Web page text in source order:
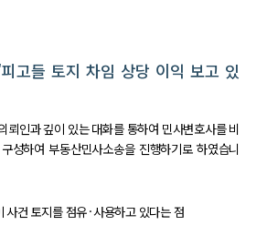
고들 토지 차임 상당 이익 보고 있
뢰인과 깊이 있는 대화를 통하여 민사변호사를 비
성하여 부동산민사소송을 진행하기로 하였습니
건 토지를 점유·사용하고 있다는 점